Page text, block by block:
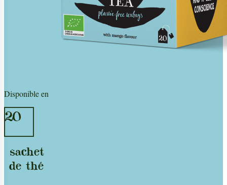
Disponible en
20
sachet
de thé